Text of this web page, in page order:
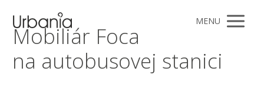
MENU
Mobiliár Foca
na autobusovej stanici